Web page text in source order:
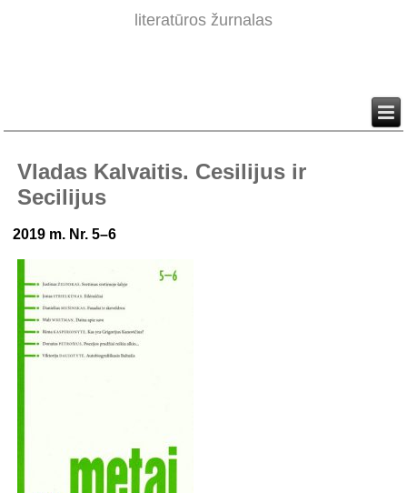
literatūros žurnalas
Vladas Kalvaitis. Cesilijus ir
Secilijus
2019 m. Nr. 5–6